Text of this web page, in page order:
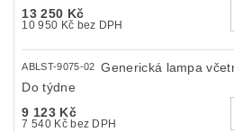
13 250 Kč
10 950 Kč bez DPH
ABLST-9075-02
Generická lampa
Do týdne
9 123 Kč
7 540 Kč bez DPH